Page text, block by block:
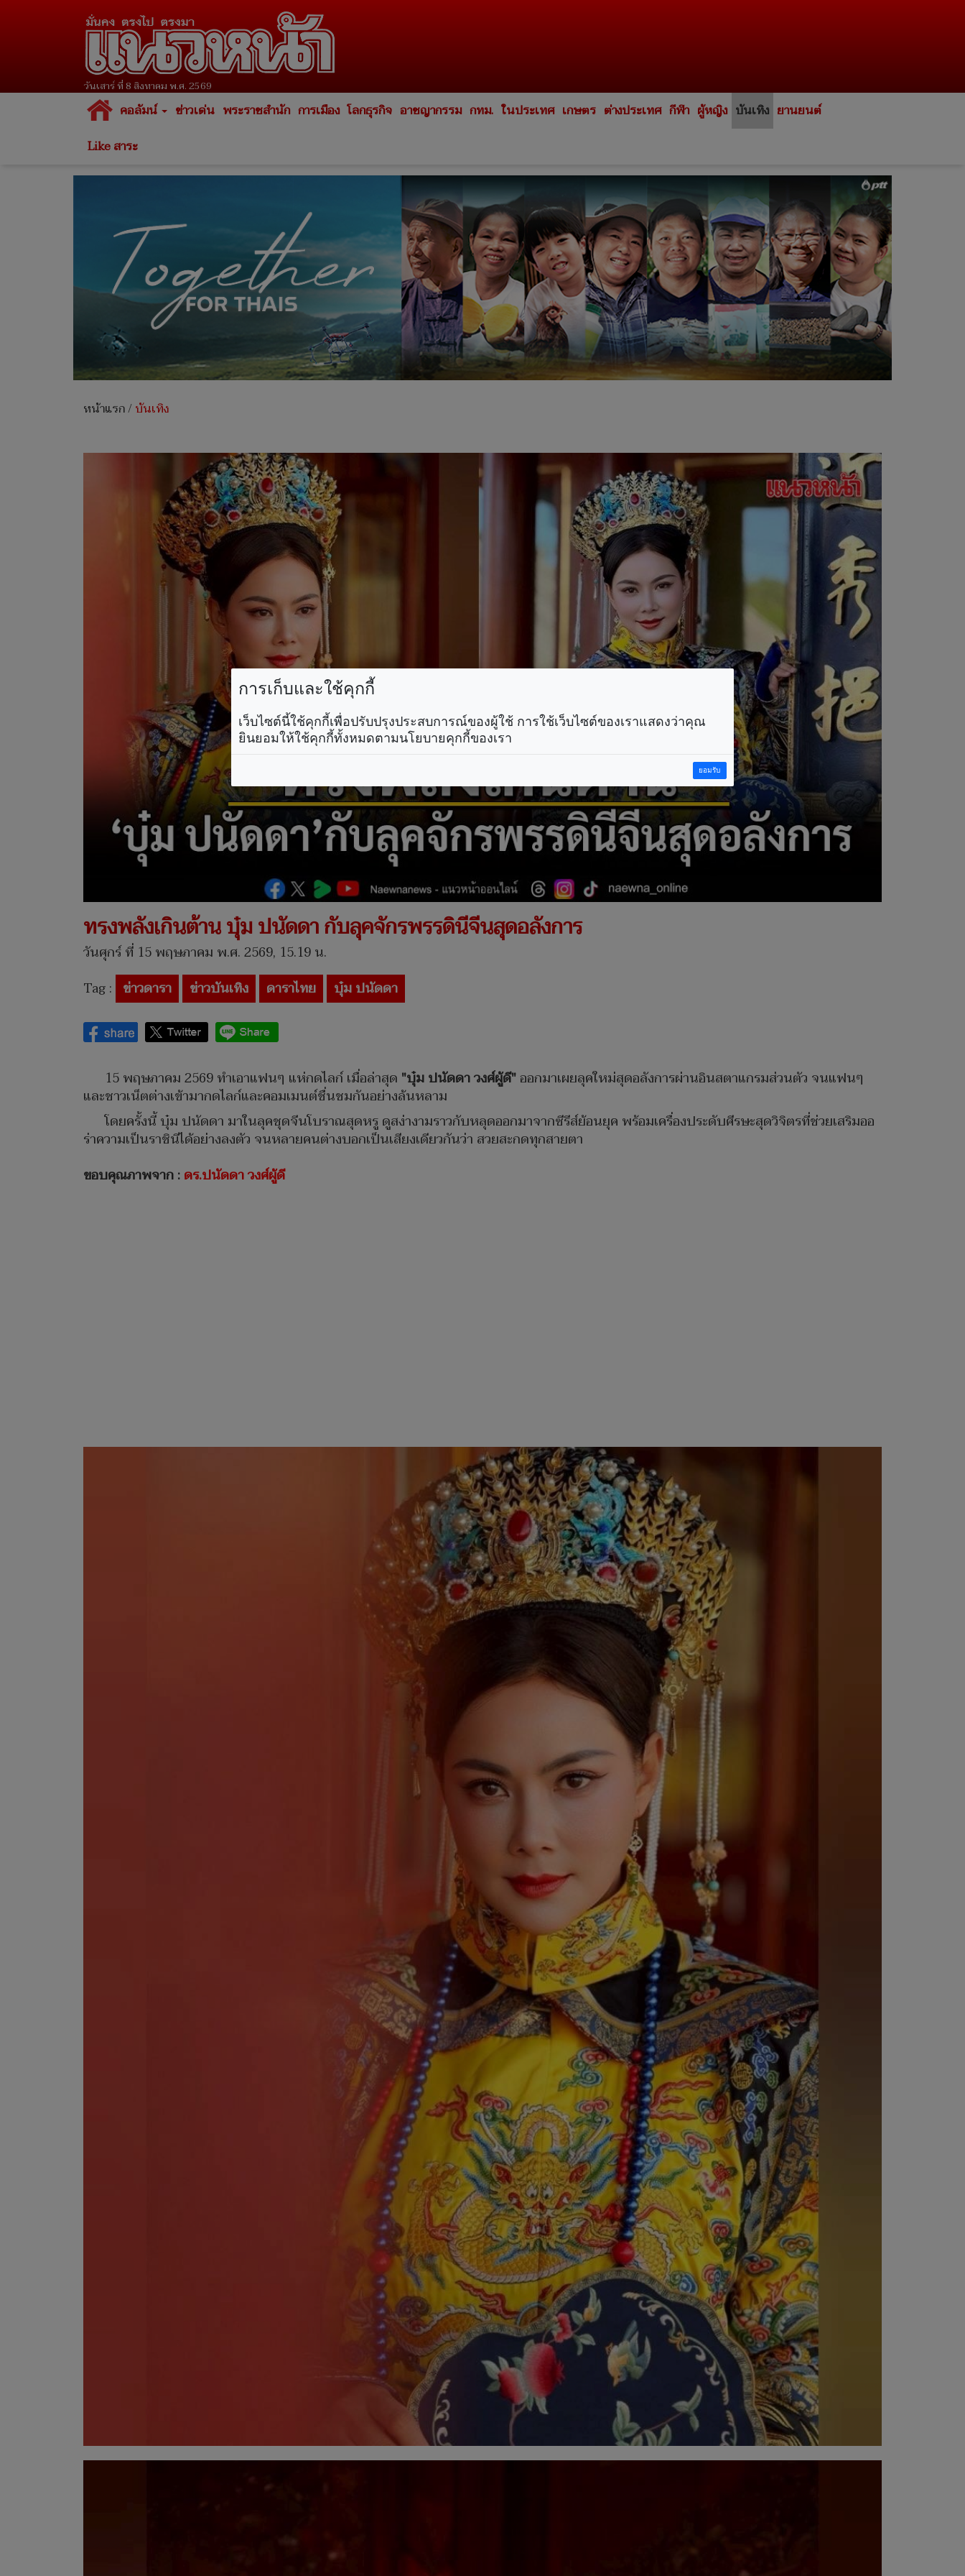
วันเสาร์ ที่ 8 สิงหาคม พ.ศ. 2569
คอลัมน์ ข่าวเด่น พระราชสำนัก การเมือง โลกธุรกิจ อาชญากรรม กทม. ในประเทศ เกษตร ต่างประเทศ กีฬา ผู้หญิง บันเทิง ยานยนต์
Like สาระ
หน้าแรก/บันเทิง
ทรงพลังเกินต้าน บุ๋ม ปนัดดา กับลุคจักรพรรดินีจีนสุดอลังการ
วันศุกร์ ที่ 15 พฤษภาคม พ.ศ. 2569, 15.19 น.
Tag : ข่าวดารา ข่าวบันเทิง ดาราไทย บุ๋ม ปนัดดา
15 พฤษภาคม 2569 ทำเอาแฟนๆ แห่กดไลก์ เมื่อล่าสุด "บุ๋ม ปนัดดา วงศ์ผู้ดี"ออกมาเผยลุคใหม่สุดอลังการผ่านอินสตาแกรมส่วนตัว จนแฟนๆ
และชาวเน็ตต่างเข้ามากดไลก์และคอมเมนต์ชื่นชมกันอย่างล้นหลาม
โดยครั้งนี้ บุ๋ม ปนัดดา มาในลุคชุดจีนโบราณสุดหรู ดูสง่างามราวกับหลุดออกมาจากซีรีส์ย้อนยุค พร้อมเครื่องประดับศีรษะสุดวิจิตรที่ช่วยเสริมออ
ร่าความเป็นราชินีได้อย่างลงตัว จนหลายคนต่างบอกเป็นเสียงเดียวกันว่า สวยสะกดทุกสายตา
ขอบคุณภาพจาก :ดร.ปนัดดา วงศ์ผู้ดี
การเก็บและใช้คุกกี้
เว็บไซต์นี้ใช้คุกกี้เพื่อปรับปรุงประสบการณ์ของผู้ใช้ การใช้เว็บไซต์ของเราแสดงว่าคุณ
ยินยอมให้ใช้คุกกี้ทั้งหมดตามนโยบายคุกกี้ของเรา
ยอมรับ